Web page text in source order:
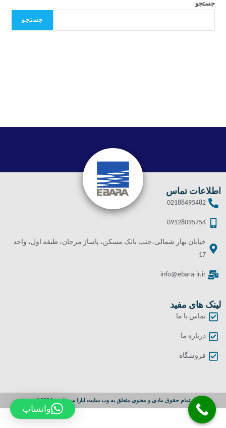
جستجو
جستجو
اطلاعات تماس
02188495482
09128095754
خیابان بهار شمالی،جنب بانک مسکن، پاساژ مرجان، طبقه اول، واحد
17
info@ebara-ir.ir
لینک های مفید
تماس با ما
درباره ما
فروشگاه
تمام حقوق مادی و معنوی متعلق به وب سایت ابارا می باشد. 2024©
واتساپ